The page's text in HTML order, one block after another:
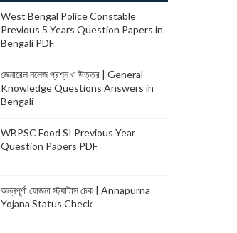
West Bengal Police Constable
Previous 5 Years Question Papers in
Bengali PDF
জেনারেল নলেজ প্রশ্ন ও উত্তর | General
Knowledge Questions Answers in
Bengali
WBPSC Food SI Previous Year
Question Papers PDF
অন্নপূর্ণা যোজনা স্ট্যাটাস চেক | Annapurna
Yojana Status Check